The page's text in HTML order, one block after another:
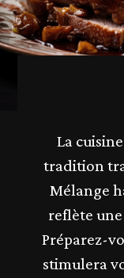
La
tradition
Mélange
reflète
Préparez-
stimulera